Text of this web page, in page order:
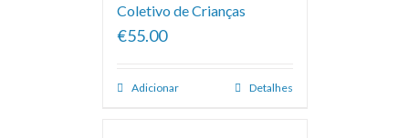
Coletivo de Crianças
€55.00
Adicionar Detalhes